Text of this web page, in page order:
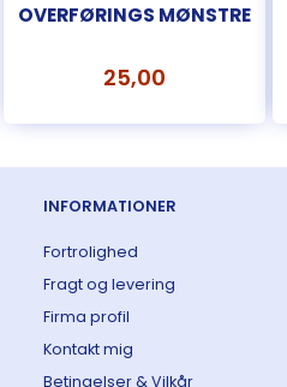
OVERFØRINGS MØNSTRE
25,00
INFORMATIONER
Fortrolighed
Fragt og levering
Firma profil
Kontakt mig
Betingelser & Vilkår